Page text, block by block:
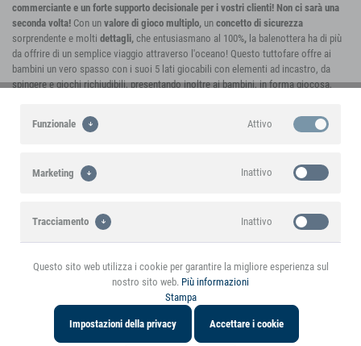
commerciante e un forte supporto decisionale per i vostri clienti! Non ci sarà una
seconda volta! Con un valore di gioco multiplo, un concetto di sicurezza
sorprendente e molti dettagli, che entusiasmano al 100%, la balenottera ha di più
da offrire di un semplice viaggio attraverso l'oceano! Questo tuttofare offre ai
bambini un vero spasso con i suoi 5 lati giocabili con elementi ad incastro, da
spingere e giochi richiudibili, presentando inoltre ai bambini, in forma giocosa,
asse continuo surplus di sicurezza
https://youtu.be/syc6lvtb14A
materiale, funzionalità e
design! Il gigante buono
conduce i bambini in un
mondo colorato di
arcobaleno, gli offre
gioco per allenare la
motricità, offrendogli
spazio per liberare la loro
Funzionale Attivo
Marketing Inattivo
Tracciamento Inattivo
Questo sito web utilizza i cookie per garantire la migliore esperienza sul
nostro sito web. Più informazioni
Stampa
Impostazioni della privacy Accettare i cookie